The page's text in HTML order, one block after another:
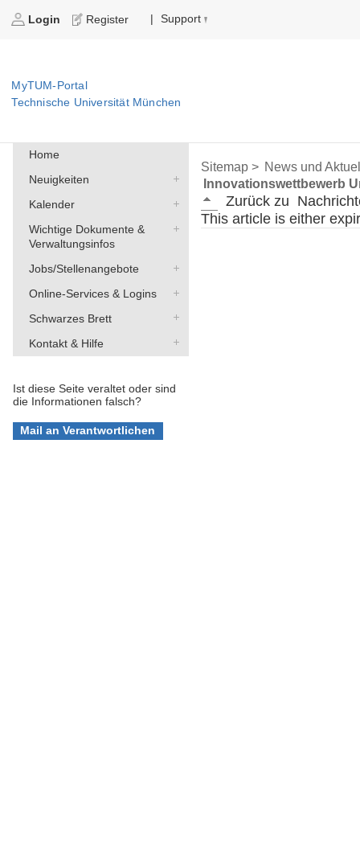
Login Register | Support
MyTUM-Portal
Technische Universität München
Home
Neuigkeiten
Kalender
Wichtige Dokumente &
Verwaltungsinfos
Jobs/Stellenangebote
Online-Services & Logins
Schwarzes Brett
Kontakt & Hilfe
Ist diese Seite veraltet oder sind
die Informationen falsch?
Sitemap > News und
Innovationswettbewerb
Zurück zu
This article is either